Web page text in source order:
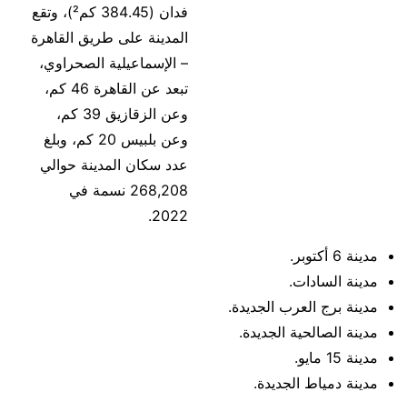
فدان (384.45 كم²)، وتقع
المدينة على طريق القاهرة
– الإسماعيلية الصحراوي،
تبعد عن القاهرة 46 كم،
وعن الزقازيق 39 كم،
وعن بلبيس 20 كم، وبلغ
عدد سكان المدينة حوالي
268,208 نسمة في
2022.
مدينة 6 أكتوبر.
مدينة السادات.
مدينة برج العرب الجديدة.
مدينة الصالحية الجديدة.
مدينة 15 مايو.
مدينة دمياط الجديدة.